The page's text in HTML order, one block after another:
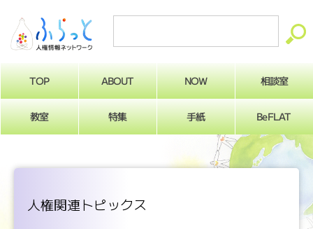
TOP ABOUT NOW 相談室
教室 特集 手紙 BeFLAT
人権関連トピックス